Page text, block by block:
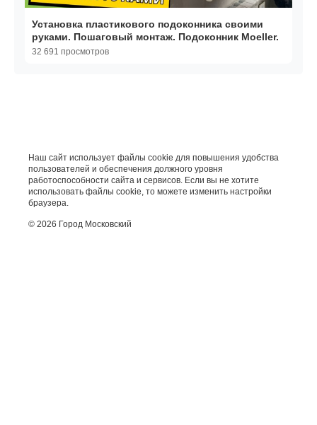
Установка пластикового подоконника своими
руками. Пошаговый монтаж. Подоконник Moeller.
32 691 просмотров
Наш сайт использует файлы cookie для повышения удобства
пользователей и обеспечения должного уровня
работоспособности сайта и сервисов. Если вы не хотите
использовать файлы cookie, то можете изменить настройки
браузера.
© 2026 Город Московский